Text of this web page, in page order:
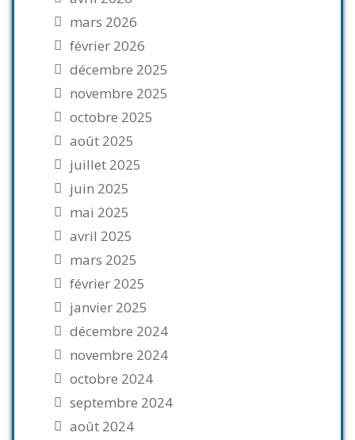
mars 2026
février 2026
décembre 2025
novembre 2025
octobre 2025
août 2025
juillet 2025
juin 2025
mai 2025
avril 2025
mars 2025
février 2025
janvier 2025
décembre 2024
novembre 2024
octobre 2024
septembre 2024
août 2024